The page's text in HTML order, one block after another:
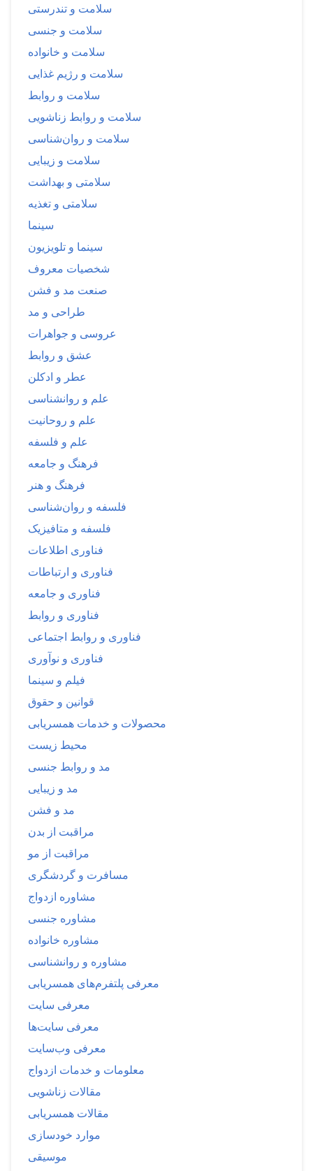
سلامت و تندرستی
سلامت و جنسی
سلامت و خانواده
سلامت و رژیم غذایی
سلامت و روابط
سلامت و روابط زناشویی
سلامت و روان‌شناسی
سلامت و زیبایی
سلامتی و بهداشت
سلامتی و تغذیه
سینما
سینما و تلویزیون
شخصیات معروف
صنعت مد و فشن
طراحی و مد
عروسی و جواهرات
عشق و روابط
عطر و ادکلن
علم و روانشناسی
علم و روحانیت
علم و فلسفه
فرهنگ و جامعه
فرهنگ و هنر
فلسفه و روان‌شناسی
فلسفه و متافیزیک
فناوری اطلاعات
فناوری و ارتباطات
فناوری و جامعه
فناوری و روابط
فناوری و روابط اجتماعی
فناوری و نوآوری
فیلم و سینما
قوانین و حقوق
محصولات و خدمات همسریابی
محیط زیست
مد و روابط جنسی
مد و زیبایی
مد و فشن
مراقبت از بدن
مراقبت از مو
مسافرت و گردشگری
مشاوره ازدواج
مشاوره جنسی
مشاوره خانواده
مشاوره و روانشناسی
معرفی پلتفرم‌های همسریابی
معرفی سایت
معرفی سایت‌ها
معرفی وب‌سایت
معلومات و خدمات ازدواج
مقالات زناشویی
مقالات همسریابی
موارد خودسازی
موسیقی